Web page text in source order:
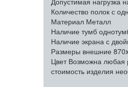
Количество полок с
Материал Металл
Наличие тумб
Наличие экрана с
Размеры внешние
Цвет Возможна любая
стоимость изделия